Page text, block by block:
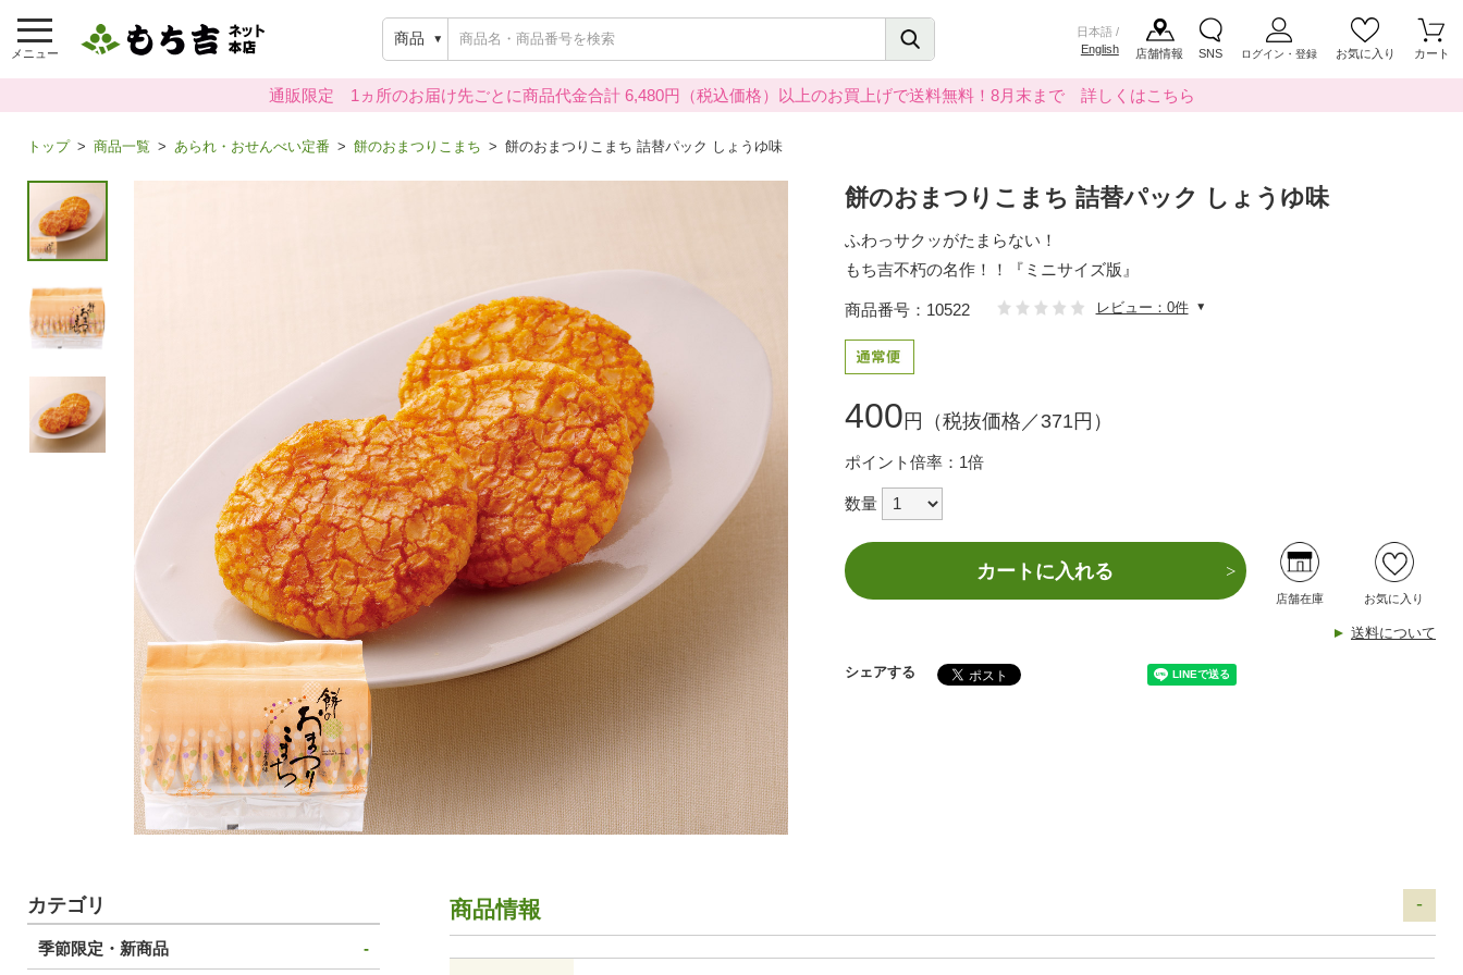
メニュー
商品
日本語 /
English
店舗情報 SNS ログイン・登録 お気に入り カート
通販限定 1ヵ所のお届け先ごとに商品代金合計 6,480円（税込価格）以上のお買上げで送料無料！8月末まで 詳しくはこちら
トップ 商品一覧 あられ・おせんべい定番 餅のおまつりこまち 餅のおまつりこまち 詰替パック しょうゆ味
餅のおまつりこまち 詰替パック しょうゆ味
ふわっサクッがたまらない！
もち吉不朽の名作！！『ミニサイズ版』
商品番号：10522 レビュー：0件
400 円（税抜価格／371円）
ポイント倍率：1倍
数量
カートに入れる
店舗在庫 お気に入り
送料について
シェアする
カテゴリ
季節限定・新商品
商品情報